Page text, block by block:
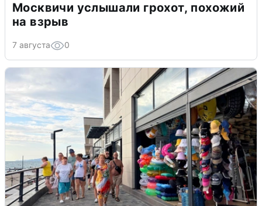
Москвичи услышали грохот, похожий
на взрыв
7 августа 0